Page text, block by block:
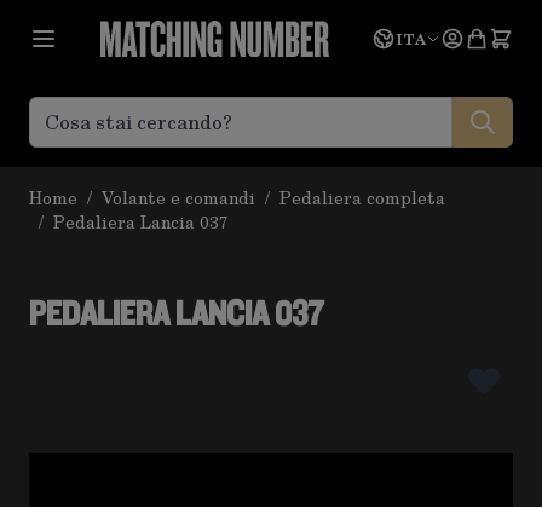
Lingua
ITA
Home / Volante e comandi / Pedaliera completa
/ Pedaliera Lancia 037
PEDALIERA LANCIA 037